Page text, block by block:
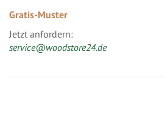
Gratis-Muster
Jetzt anfordern:
service@woodstore24.de